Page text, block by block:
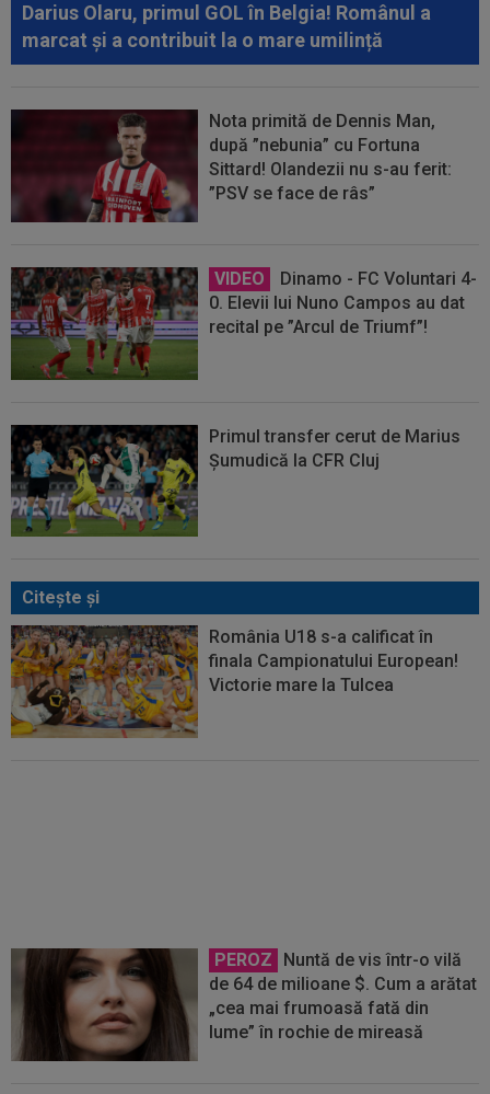
Darius Olaru, primul GOL în Belgia! Românul a
marcat și a contribuit la o mare umilință
Nota primită de Dennis Man,
după ”nebunia” cu Fortuna
Sittard! Olandezii nu s-au ferit:
”PSV se face de râs”
VIDEO
Dinamo - FC Voluntari 4-
0. Elevii lui Nuno Campos au dat
recital pe ”Arcul de Triumf”!
Primul transfer cerut de Marius
Șumudică la CFR Cluj
Citeşte şi
România U18 s-a calificat în
finala Campionatului European!
Victorie mare la Tulcea
PEROZ
Nuntă de vis într-o vilă
de 64 de milioane $. Cum a arătat
„cea mai frumoasă fată din
lume” în rochie de mireasă